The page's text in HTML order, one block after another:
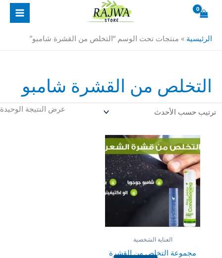
الرئيسية » منتجات تحت الوسم “التخلص من القشرة شامبو”
التخلص من القشرة شامبو
عرض النتيجة الوحيدة
العناية الشخصية
مجموعة التخلص من القشرة